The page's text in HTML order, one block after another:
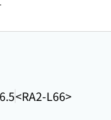
<RA2-L66>